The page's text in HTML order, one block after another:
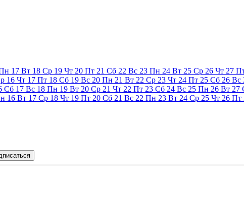
17 Вт 18 Ср 19 Чт 20 Пт 21 Сб 22 Вс 23 Пн 24 Вт 25 Ср 26 Чт 27
16 Чт 17 Пт 18 Сб 19 Вс 20 Пн 21 Вт 22 Ср 23 Чт 24 Пт 25 Сб 26 Вс
Сб 17 Вс 18 Пн 19 Вт 20 Ср 21 Чт 22 Пт 23 Сб 24 Вс 25 Пн 26 Вт 27
16 Вт 17 Ср 18 Чт 19 Пт 20 Сб 21 Вс 22 Пн 23 Вт 24 Ср 25 Чт 26 Пт